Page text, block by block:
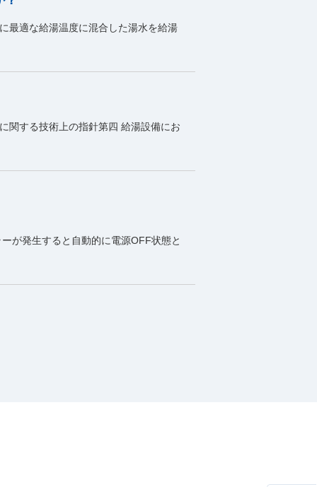
最適な給湯温度に混合した湯水を給湯
関する技術上の指針第四 給湯設備にお
が発生すると自動的に電源OFF状態と